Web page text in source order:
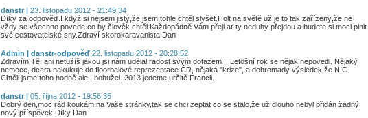
danstr | 23. listopadu 2012 - 21:49:34
Díky za odpověď.I když si nejsem jistý,že jsem tohle chtěl slyšet.Holt na světě už je to tak zařízený,že ne
vždy se všechno povede co by člověk chtěl.Každopádně Vám přeji ať ty neduhy přejdou a budete si moci plnit
své cestovatelské sny.Zdraví skorokaravanista Dan
Admin | danstr-odpověď 22. listopadu 2012 - 20:28:52
Zdravím Tě, ani netušíš jakou jsi nám udělal radost svým dotazem !! Letošní rok se nějak nepovedl. Nějaký
nemoce, dcera nakukuje do floorbalové reprezentace ČR, nějaká "krize", a dohromady výsledek že NIC.
Chtěli jsme toho hodně ale...bohužel. 2013 jedeme určitě Francii.
danstr | 05. října 2012 - 19:56:35
Dobrý den,moc rád koukám na Vaše stránky,tak se chci zeptat co se stalo,že už dlouho nebyl přidán žádný
nový příspěvek.Díky Dan